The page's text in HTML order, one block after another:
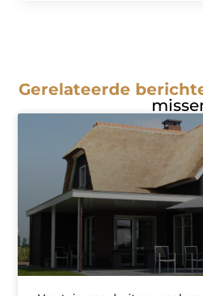
Gerelateerde